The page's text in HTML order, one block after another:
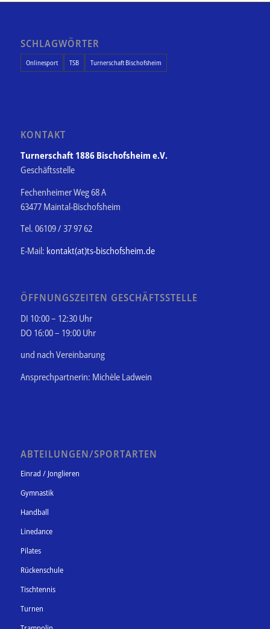
SCHLAGWÖRTER
Onlinesport TSB Turnerschaft Bischofsheim
KONTAKT
Turnerschaft 1886 Bischofsheim e.V.
Geschäftsstelle
Fechenheimer Weg 68 A
63477 Maintal-Bischofsheim
Tel. 06109 / 37 97 62
E-Mail: kontakt(at)ts-bischofsheim.de
ÖFFNUNGSZEITEN GESCHÄFTSSTELLE
DI 10:00 – 12:30 Uhr
DO 16:00 – 19:00 Uhr
und nach Vereinbarung
Ansprechpartnerin: Michèle Ladwein
ABTEILUNGEN/SPORTARTEN
Einrad / Jonglieren
Gymnastik
Handball
Linedance
Pilates
Rückenschule
Tischtennis
Turnen